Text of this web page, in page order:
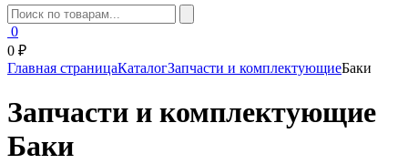
0
0 ₽
Главная страницаКаталогЗапчасти и комплектующиеБаки
Запчасти и комплектующие
Баки